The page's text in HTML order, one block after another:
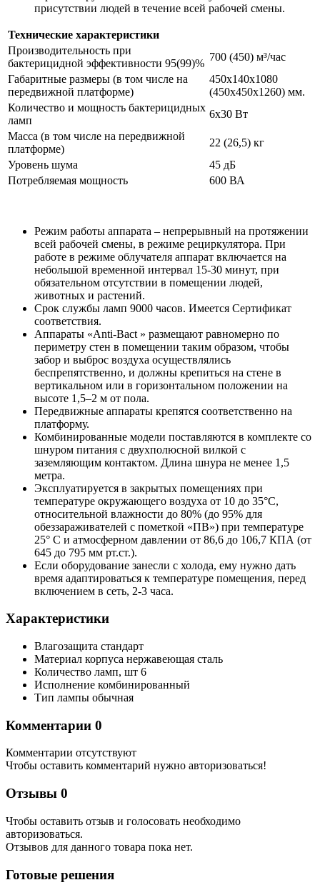
присутствии людей в течение всей рабочей смены.
Технические характеристики
Производительность при
бактерицидной эффективности 95(99)%
700 (450) м³/час
Габаритные размеры (в том числе на
передвижной платформе)
450х140х1080
(450х450х1260) мм.
Количество и мощность бактерицидных
ламп
6х30 Вт
Масса (в том числе на передвижной
платформе)
22 (26,5) кг
Уровень шума
45 дБ
Потребляемая мощность
600 ВА
Режим работы аппарата – непрерывный на протяжении
всей рабочей смены, в режиме рециркулятора. При
работе в режиме облучателя аппарат включается на
небольшой временной интервал 15-30 минут, при
обязательном отсутствии в помещении людей,
животных и растений.
Срок службы ламп 9000 часов. Имеется Сертификат
соответствия.
Аппараты «Anti-Bact » размещают равномерно по
периметру стен в помещении таким образом, чтобы
забор и выброс воздуха осуществлялись
беспрепятственно, и должны крепиться на стене в
вертикальном или в горизонтальном положении на
высоте 1,5–2 м от пола.
Передвижные аппараты крепятся соответственно на
платформу.
Комбинированные модели поставляются в комплекте со
шнуром питания с двухполюсной вилкой с
заземляющим контактом. Длина шнура не менее 1,5
метра.
Эксплуатируется в закрытых помещениях при
температуре окружающего воздуха от 10 до 35°С,
относительной влажности до 80% (до 95% для
обеззараживателей с пометкой «ПВ») при температуре
25° С и атмосферном давлении от 86,6 до 106,7 КПА (от
645 до 795 мм рт.ст.).
Если оборудование занесли с холода, ему нужно дать
время адаптироваться к температуре помещения, перед
включением в сеть, 2-3 часа.
Характеристики
Влагозащита стандарт
Материал корпуса нержавеющая сталь
Количество ламп, шт 6
Исполнение комбинированный
Тип лампы обычная
Комментарии 0
Комментарии отсутствуют
Чтобы оставить комментарий нужно авторизоваться!
Отзывы 0
Чтобы оcтавить отзыв и голосовать необходимо
авторизоваться.
Отзывов для данного товара пока нет.
Готовые решения